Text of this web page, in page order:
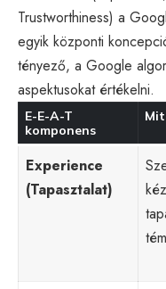
Trustworthiness) a
egyik központi
tényező, a Google
aspektusokat értékelni.
E-E-A-T
komponens
Experience
(Tapasztalat)